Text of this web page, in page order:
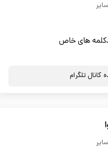
دکلمه های خاص
کانال تلگرام